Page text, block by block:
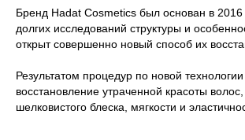
COSMETICS
Бренд Hadat Cosmetics был основан в 2016
долгих исследований структуры и
открыт совершенно новый способ их
Результатом процедур по новой
восстановление утраченной красоты
шелковистого блеска, мягкости и